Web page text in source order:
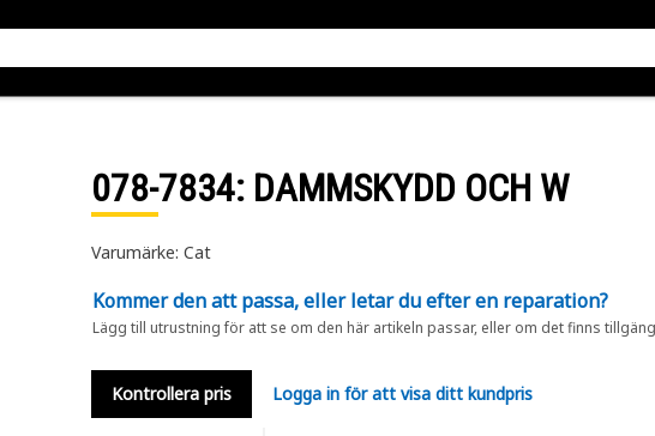
078-7834: DAMMSKYDD OCH W
Varumärke: Cat
Kommer den att passa, eller letar du efter en reparation?
Lägg till utrustning för att se om den här artikeln passar, eller om det finns
Kontrollera pris Logga in för att visa ditt kundpris